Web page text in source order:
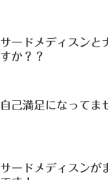
サードメディスンと
すか？？
自己満足になってま
サードメディスンが